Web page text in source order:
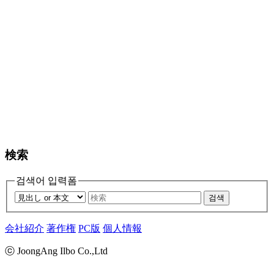
検索
검색어 입력폼
검색
会社紹介 著作権 PC版 個人情報
ⓒ JoongAng Ilbo Co.,Ltd